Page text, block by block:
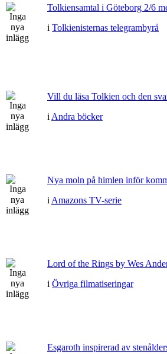
Tolkiensamtal i Göteborg 2/6
i Tolkienisternas telegrambyrå
Vill du läsa Tolkien och den
i Andra böcker
Nya moln på himlen inför
i Amazons TV-serie
Lord of the Rings by Wes
i Övriga filmatiseringar
Esgaroth inspirerad av